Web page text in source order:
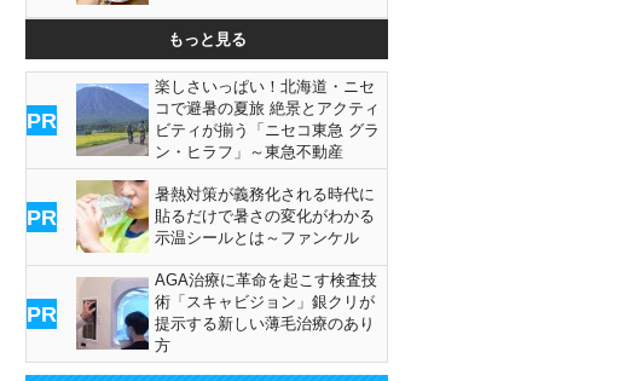
もっと見る
PR
楽しさいっぱい！北海道・ニセ
コで避暑の夏旅 絶景とアクティ
ビティが揃う「ニセコ東急 グラ
ン・ヒラフ」～東急不動産
PR
暑熱対策が義務化される時代に
貼るだけで暑さの変化がわかる
示温シールとは～ファンケル
PR
AGA治療に革命を起こす検査技
術「スキャビジョン」銀クリが
提示する新しい薄毛治療のあり
方